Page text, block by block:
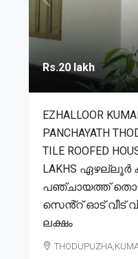
Rs.20 lakh
EZHALLOOR
PANCHAYATH
TILE ROOFED
LAKHS ഏഴല്ലൂർ
പഞ്ചായത്ത്
സെൻ്റ് ഓട് വീട്
ലക്ഷം